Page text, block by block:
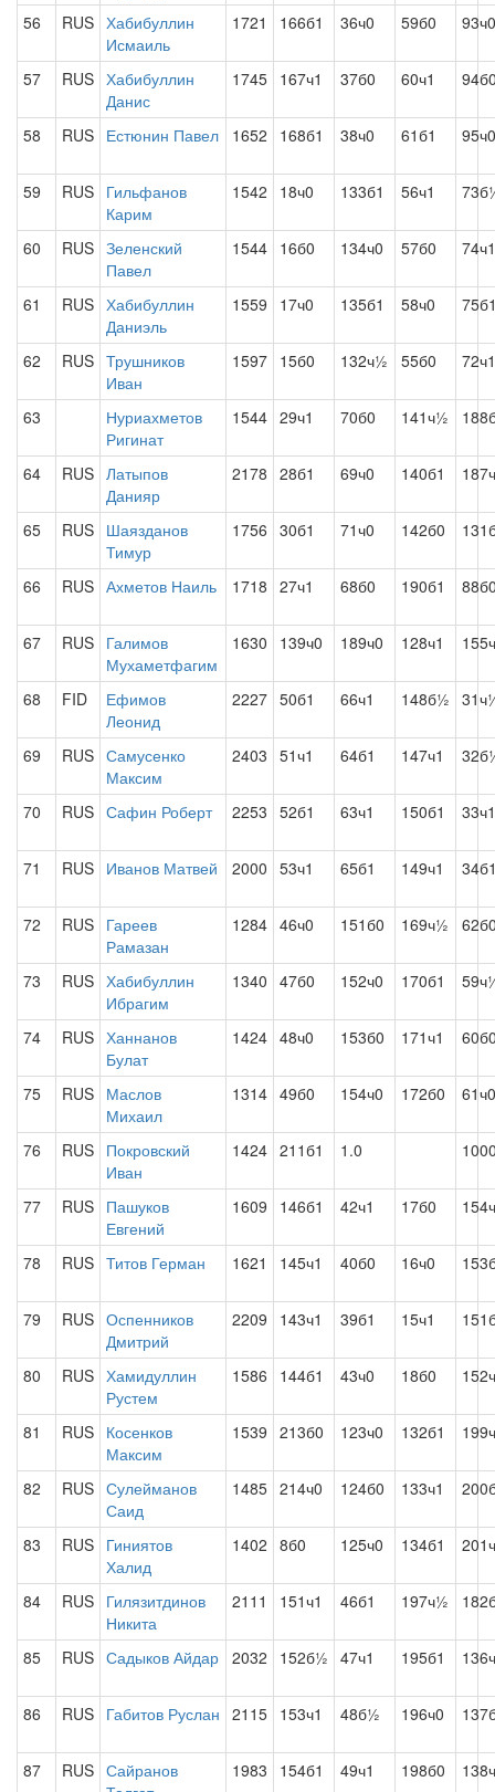
56 RUS Хабибуллин
Исмаиль
1721 166б1 36ч0 59б0 93ч0
57 RUS Хабибуллин
Данис
1745 167ч1 37б0 60ч1
58 RUS Естюнин Павел 1652 168б1 38ч0 61б1 95ч0
59 RUS Гильфанов
Карим
1542 18ч0 133б1 56ч1
60 RUS Зеленский
Павел
1544 16б0 134ч0 57б0 74ч1
61 RUS Хабибуллин
Даниэль
1559 17ч0 135б1 58ч0
62 RUS Трушников
Иван
1597 15б0 132ч½ 55б0 72ч1
63
Нуриахметов
Ригинат
1544 29ч1 70б0 141ч½
64 RUS Латыпов
Данияр
2178 28б1 69ч0 140б1
65 RUS Шаязданов
Тимур
1756 30б1 71ч0 142б0
66 RUS Ахметов Наиль 1718 27ч1 68б0 190б1
67 RUS Галимов
Мухаметфагим
1630 139ч0 189ч0 128ч1
68 FID
Ефимов
Леонид
2227 50б1 66ч1 148б½
69 RUS Самусенко
Максим
2403 51ч1 64б1 147ч1
70 RUS Сафин Роберт 2253 52б1 63ч1 150б1 33ч1
71 RUS Иванов Матвей 2000 53ч1 65б1 149ч1
72 RUS Гареев
Рамазан
1284 46ч0 151б0 169ч½
73 RUS Хабибуллин
Ибрагим
1340 47б0 152ч0 170б1
74 RUS Ханнанов
Булат
1424 48ч0 153б0 171ч1
75 RUS Маслов
Михаил
1314 49б0 154ч0 172б0 61ч0
76 RUS Покровский
Иван
1424 211б1 1.0
77 RUS Пашуков
Евгений
1609 146б1 42ч1 17б0
78 RUS Титов Герман 1621 145ч1 40б0 16ч0
79 RUS Оспенников
Дмитрий
2209 143ч1 39б1 15ч1
80 RUS Хамидуллин
Рустем
1586 144б1 43ч0 18б0
81 RUS Косенков
Максим
1539 213б0 123ч0 132б1
82 RUS Сулейманов
Саид
1485 214ч0 124б0 133ч1
83 RUS Гиниятов
Халид
1402 8б0 125ч0 134б1
84 RUS Гилязитдинов
Никита
2111 151ч1 46б1 197ч½
85 RUS Садыков Айдар 2032 152б½ 47ч1 195б1
86 RUS Габитов Руслан 2115 153ч1 48б½ 196ч0
87 RUS Сайранов
1983 154б1 49ч1 198б0